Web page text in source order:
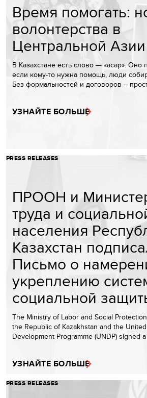
Время помогать:
волонтерства в
Центральной Азии
В Казахстане есть слово — «асар».
если кому-то нужна помощь, люди
Без формальностей и договоров –
УЗНАЙТЕ БОЛЬШЕ
PRESS RELEASES
ПРООН и
труда и
населения
Казахстан
Письмо о
укреплению
социальной
The Ministry of Labor and Social
the Republic of Kazakhstan and the
Development Programme (UNDP) signed
УЗНАЙТЕ БОЛЬШЕ
PRESS RELEASES